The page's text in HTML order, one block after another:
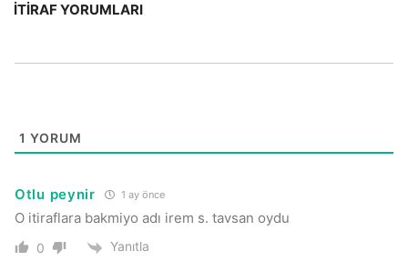
İTIRAF YORUMLARI
1 YORUM
Otlu peynir 1 ay önce
O itiraflara bakmiyo adı irem s. tavsan oydu
0 Yanıtla